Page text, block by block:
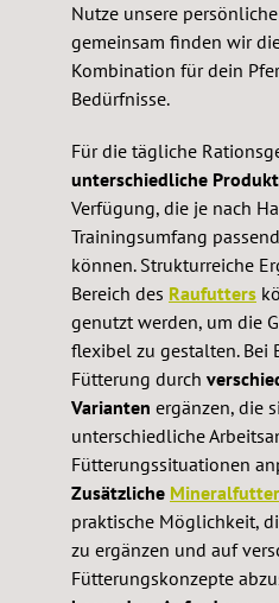
Nutze unsere
gemeinsam finden wir
Kombination für dein
Bedürfnisse.
Für die tägliche
unterschiedliche
Verfügung, die je nach
Trainingsumfang
können. Strukturreiche
Bereich des Raufutters
genutzt werden, um die
flexibel zu gestalten. Bei
Fütterung durch
Varianten ergänzen, die
unterschiedliche
Fütterungssituationen
Zusätzliche Mineralfutter
praktische Möglichkeit,
zu ergänzen und auf
Fütterungskonzepte